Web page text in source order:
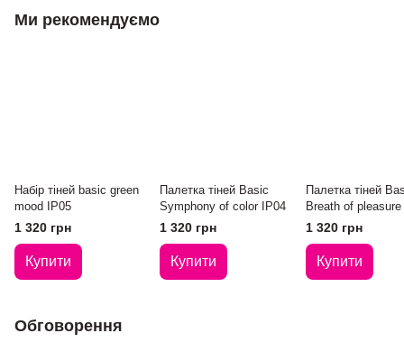
Ми рекомендуємо
Набір тіней basic green
mood IP05
1 320 грн
Купити
Палетка тіней Basic
Symphony of color IP04
1 320 грн
Купити
Палетка тіней
Breath of
1 320 грн
Купити
Обговорення